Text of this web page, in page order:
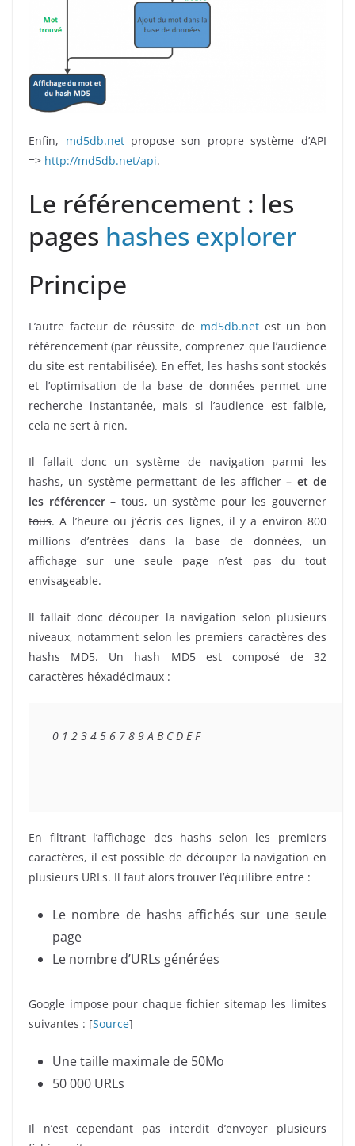
Enfin, md5db.netpropose son propre système d’API
=> http://md5db.net/api.
Le référencement : les
pages hashes explorer
Principe
L’autre facteur de réussite de md5db.netest un bon
référencement (par réussite, comprenez que l’audience
du site est rentabilisée). En effet, les hashs sont stockés
et l’optimisation de la base de données permet une
recherche instantanée, mais si l’audience est faible,
cela ne sert à rien.
Il fallait donc un système de navigation parmi les
hashs, un système permettant de les afficher– et de
les référencer – tous,un système pour les gouverner
tous. A l’heure ou j’écris ces lignes, il y a environ 800
millions d’entrées dans la base de données, un
affichage sur une seule page n’est pas du tout
envisageable.
Il fallait donc découper la navigation selon plusieurs
niveaux, notamment selon les premiers caractères des
hashs MD5. Un hash MD5 est composé de 32
caractères héxadécimaux :
0 1 2 3 4 5 6 7 8 9 A B C D E F
En filtrant l’affichage des hashs selon les premiers
caractères, il est possible de découper la navigation en
plusieurs URLs. Il faut alors trouver l’équilibre entre :
Le nombre de hashs affichés sur une seule
page
Le nombre d’URLs générées
Google impose pour chaque fichier sitemap les limites
suivantes : [Source]
Une taille maximale de 50Mo
50 000 URLs
Il n’est cependant pas interdit d’envoyer plusieurs